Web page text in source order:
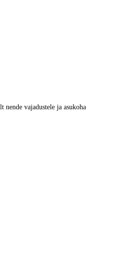
nende vajadustele ja asukoha